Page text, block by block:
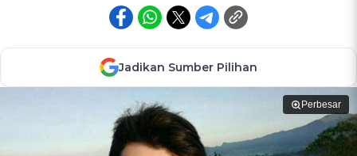
Jadikan Sumber Pilihan
Perbesar